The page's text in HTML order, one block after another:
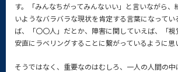
す。「みんなちがってみんないい」と言いながら
いようなバラバラな現状を肯定する言葉になってい
ば、「〇〇人」だとか、障害に関していえば、「
安直にラベリングすることに繋がっているように思
そうではなく、重要なのはむしろ、一人の人間の中